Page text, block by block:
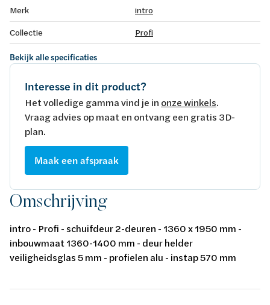
Merk
intro
Collectie
Profi
Bekijk alle specificaties
Interesse in dit product?
Het volledige gamma vind je in onze winkels.
Vraag advies op maat en ontvang een gratis 3D-
plan.
Maak een afspraak
Omschrijving
intro - Profi - schuifdeur 2-deuren - 1360 x 1950 mm -
inbouwmaat 1360-1400 mm - deur helder
veiligheidsglas 5 mm - profielen alu - instap 570 mm